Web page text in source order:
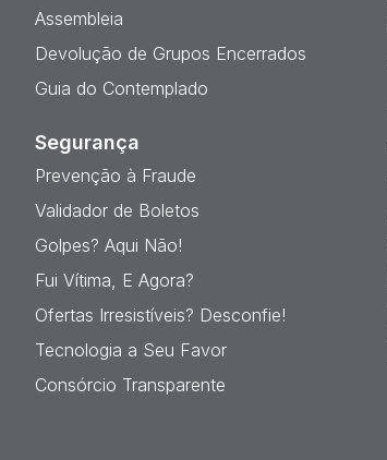
Assembleia
Devolução de Grupos Encerrados
Guia do Contemplado
Segurança
Prevenção à Fraude
Validador de Boletos
Golpes? Aqui Não!
Fui Vítima, E Agora?
Ofertas Irresistíveis? Desconfie!
Tecnologia a Seu Favor
Consórcio Transparente